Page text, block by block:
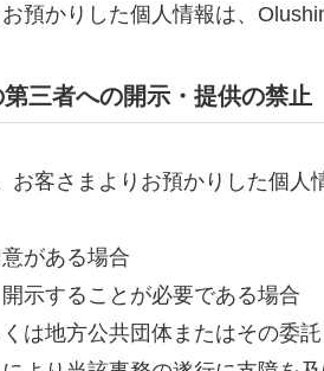
預かりした個人情報は、
三者への開示・提供の禁止
お客さまよりお預かりした個
がある場合
示することが必要である場合
は地方公共団体またはその委